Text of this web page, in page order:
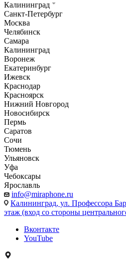
Калининград
Санкт-Петербург
Москва
Челябинск
Самара
Калининград
Воронеж
Екатеринбург
Ижевск
Краснодар
Красноярск
Нижний Новгород
Новосибирск
Пермь
Саратов
Сочи
Тюмень
Ульяновск
Уфа
Чебоксары
Ярославль
info@miraphone.ru
Калининград, ул. Профессора
этаж (вход со стороны
Вконтакте
YouTube